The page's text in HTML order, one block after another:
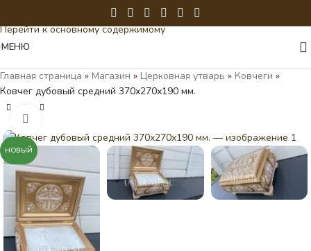
Перейти к основному содержимому
МЕНЮ
Главная страница » Магазин » Церковная утварь » Ковчеги »
Ковчег дубовый средний 370х270х190 мм.
НОВЫЙ